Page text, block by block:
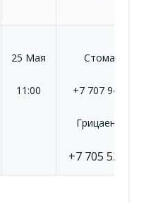
25 Мая
11:00
Стомат Т.Б.
+7 707 946 40
Грицаенко Н.Н.
+7 705 526 14